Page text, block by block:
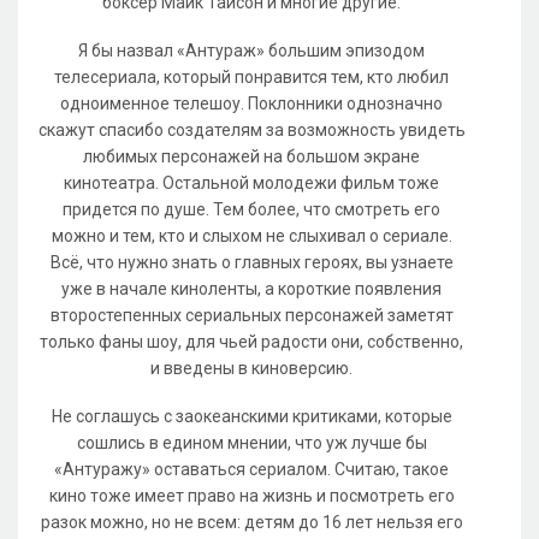
Я бы назвал «Антураж» большим эпизодом
телесериала, который понравится тем, кто любил
одноименное телешоу. Поклонники однозначно
скажут спасибо создателям за возможность увидеть
любимых персонажей на большом экране
кинотеатра. Остальной молодежи фильм тоже
придется по душе. Тем более, что смотреть его
можно и тем, кто и слыхом не слыхивал о сериале.
Всё, что нужно знать о главных героях, вы узнаете
уже в начале киноленты, а короткие появления
второстепенных сериальных персонажей заметят
только фаны шоу, для чьей радости они, собственно,
и введены в киноверсию.
Не соглашусь с заокеанскими критиками, которые
сошлись в едином мнении, что уж лучше бы
«Антуражу» оставаться сериалом. Считаю, такое
кино тоже имеет право на жизнь и посмотреть его
разок можно, но не всем: детям до 16 лет нельзя его